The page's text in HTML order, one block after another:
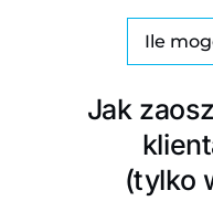
Ile
Jak
(tylko